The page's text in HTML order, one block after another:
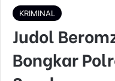
KRIMINAL
Judol
Bongkar